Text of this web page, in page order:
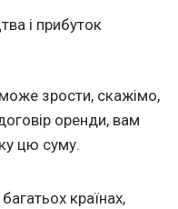
і прибуток
може зрости, скажімо,
оренди, вам
цю суму.
країнах,